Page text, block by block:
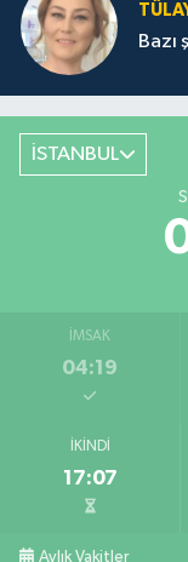
İSTANBUL
İMSAK
04:19
İKINDI
17:07
Aylık Vakitler